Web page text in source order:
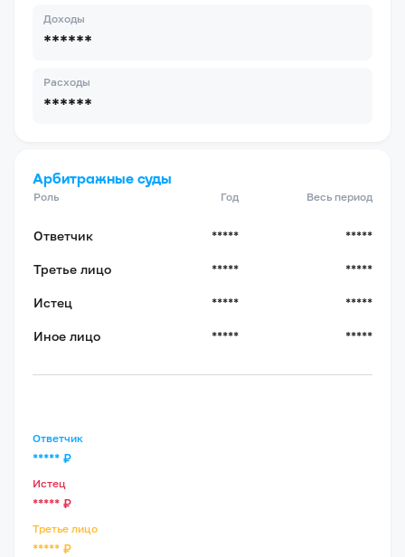
Доходы
******
Расходы
******
Арбитражные суды
Роль Год Весь период
Ответчик ***** *****
Третье лицо ***** *****
Истец ***** *****
Иное лицо ***** *****
Ответчик
***** ₽
Истец
***** ₽
Третье лицо
***** ₽